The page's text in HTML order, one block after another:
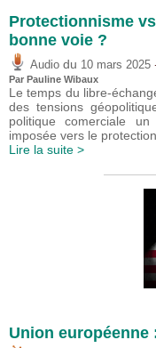
Protectionnisme
bonne voie ?
Audio du 10 mars 2025
Par Pauline Wibaux
Le temps du libre-
des tensions
politique comerciale
imposée vers le
Lire la suite >
Union européenne